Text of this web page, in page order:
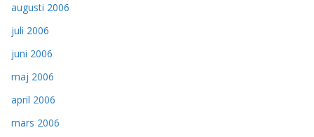
augusti 2006
juli 2006
juni 2006
maj 2006
april 2006
mars 2006